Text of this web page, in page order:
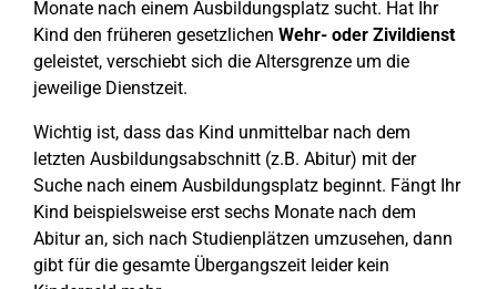
Monate nach einem Ausbildungsplatz sucht. Hat Ihr
Kind den früheren gesetzlichen Wehr- oder Zivildienst
geleistet, verschiebt sich die Altersgrenze um die
jeweilige Dienstzeit.
Wichtig ist, dass das Kind unmittelbar nach dem
letzten Ausbildungsabschnitt (z.B. Abitur) mit der
Suche nach einem Ausbildungsplatz beginnt. Fängt Ihr
Kind beispielsweise erst sechs Monate nach dem
Abitur an, sich nach Studienplätzen umzusehen, dann
gibt für die gesamte Übergangszeit leider kein